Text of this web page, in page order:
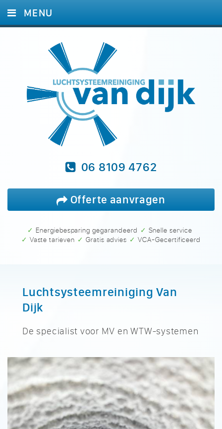
06 8109 4762
Offerte aanvragen
✓ Energiebesparing gegarandeerd
✓ Snelle service
✓ Vaste tarieven
✓ Gratis advies ✓ VCA-Gecertificeerd
MENU
DIENSTEN
REFERENTIES
VRAGEN
Luchtsysteemreiniging Van
Dijk
De specialist voor MV en WTW-systemen